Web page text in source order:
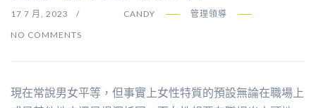
17 7 月, 2023 CANDY
管理領導
NO COMMENTS
現在常說男女平等，但事實上女性特質的預設無論在職場上